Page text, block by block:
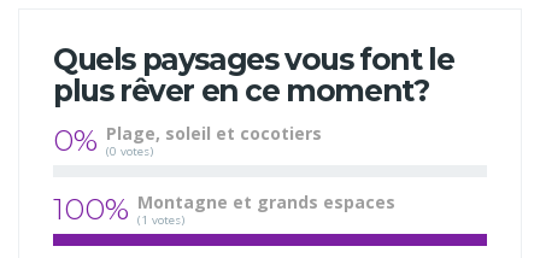
Quels paysages vous font le
plus rêver en ce moment?
0% Plage, soleil et cocotiers
(0 votes)
100% Montagne et grands espaces
(1 votes)